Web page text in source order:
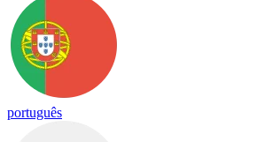
português